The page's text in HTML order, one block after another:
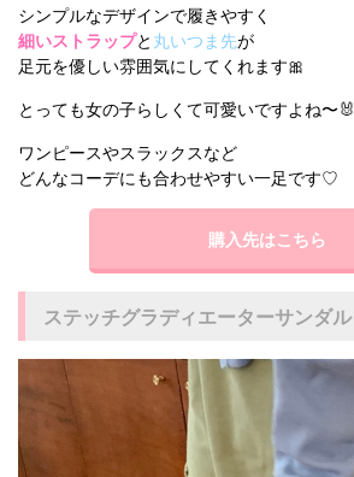
シンプルなデザインで履きやすく
細いストラップと 丸いつま先が
足元を優しい雰囲気にしてくれます🎀
とっても女の子らしくて可愛いですよね〜🐰
ワンピースやスラックスなど
どんなコーデにも合わせやすい一足です♡
購入先はこちら
ステッチグラディエーターサンダ